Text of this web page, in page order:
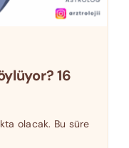
16
olacak. Bu süre